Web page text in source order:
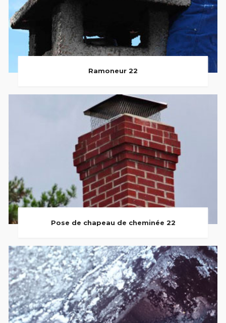
Ramoneur 22
Pose de chapeau de cheminée 22